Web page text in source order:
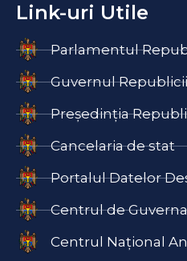
Link-uri Utile
Parlamentul
Guvernul
Președinția
Cancelaria de stat
Portalul Datelor
Centrul de
Centrul Național